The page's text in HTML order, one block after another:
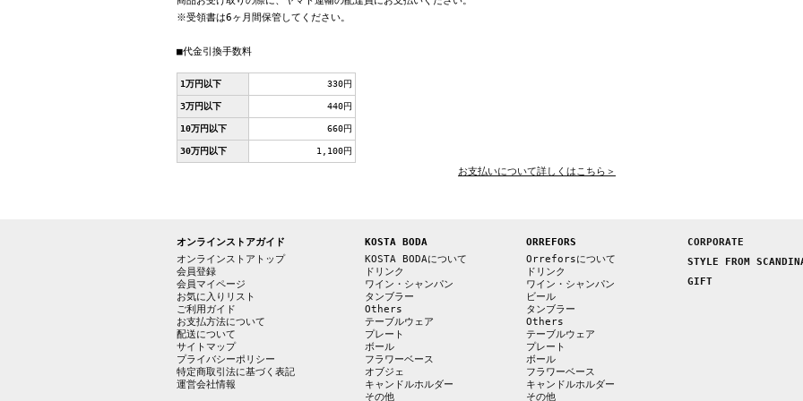
※受領書は6ヶ月間保管してください。
■代金引換手数料
1万円以下 330円
3万円以下 440円
10万円以下 660円
30万円以下 1,100円
お支払いについて詳しくはこちら＞
オンラインストアガイド
オンラインストアトップ
会員登録
会員マイページ
お気に入りリスト
ご利用ガイド
お支払方法について
配送について
サイトマップ
プライバシーポリシー
特定商取引法に基づく表記
運営会社情報
KOSTA BODA
KOSTA BODAについて
ドリンク
ワイン・シャンパン
タンブラー
Others
テーブルウェア
プレート
ボール
フラワーベース
オブジェ
キャンドルホルダー
その他
ORREFORS
Orreforsについて
ドリンク
ワイン・シャンパン
ビール
タンブラー
Others
テーブルウェア
プレート
ボール
フラワーベース
キャンドルホルダー
その他
CORPORATE
STYLE FROM
GIFT